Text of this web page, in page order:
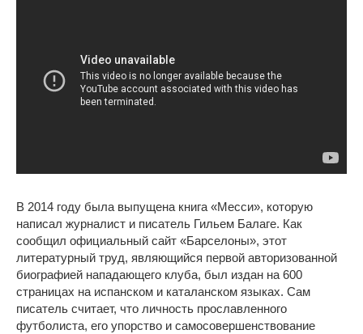
В 2014 году была выпущена книга «Месси», которую
написал журналист и писатель Гильем Балаге. Как
сообщил официальный сайт «Барселоны», этот
литературный труд, являющийся первой авторизованной
биографией нападающего клуба, был издан на 600
страницах на испанском и каталанском языках. Сам
писатель считает, что личность прославленного
футболиста, его упорство и самосовершенствование